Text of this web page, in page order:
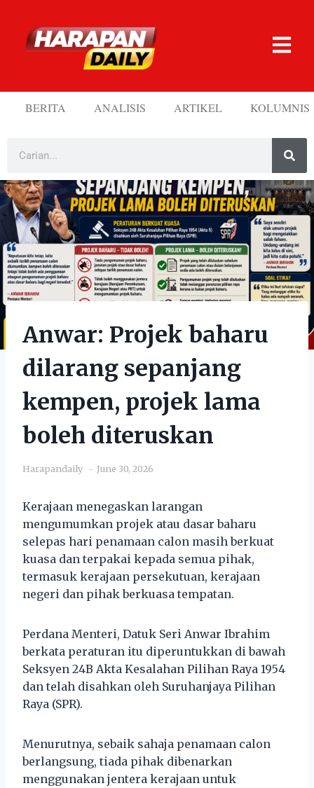
BERITA ANALISIS ARTIKEL KOLUMNIS
Anwar: Projek baharu
dilarang sepanjang
kempen, projek lama
boleh diteruskan
Harapandaily June 30, 2026
Kerajaan menegaskan larangan
mengumumkan projek atau dasar baharu
selepas hari penamaan calon masih berkuat
kuasa dan terpakai kepada semua pihak,
termasuk kerajaan persekutuan, kerajaan
negeri dan pihak berkuasa tempatan.
Perdana Menteri, Datuk Seri Anwar Ibrahim
berkata peraturan itu diperuntukkan di bawah
Seksyen 24B Akta Kesalahan Pilihan Raya 1954
dan telah disahkan oleh Suruhanjaya Pilihan
Raya (SPR).
Menurutnya, sebaik sahaja penamaan calon
berlangsung, tiada pihak dibenarkan
menggunakan jentera kerajaan untuk